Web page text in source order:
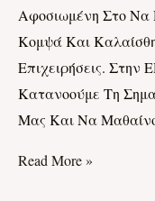
Αφοσιωμένη Στο Να
Κομψά Και
Επιχειρήσεις.
Κατανοούμε Τη
Μας Και Να
Read More »